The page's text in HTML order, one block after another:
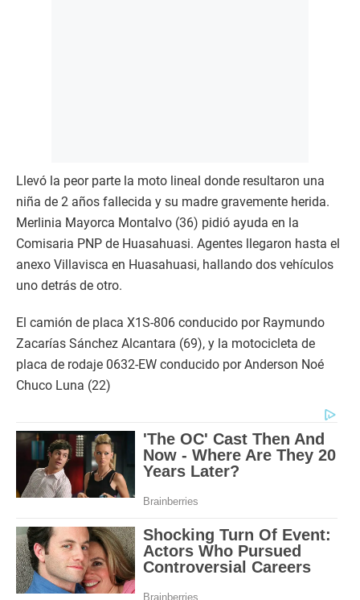
Llevó la peor parte la moto lineal donde resultaron una
niña de 2 años fallecida y su madre gravemente herida.
Merlinia Mayorca Montalvo (36) pidió ayuda en la
Comisaria PNP de Huasahuasi. Agentes llegaron hasta el
anexo Villavisca en Huasahuasi, hallando dos vehículos
uno detrás de otro.
El camión de placa X1S-806 conducido por Raymundo
Zacarías Sánchez Alcantara (69), y la motocicleta de
placa de rodaje 0632-EW conducido por Anderson Noé
Chuco Luna (22)